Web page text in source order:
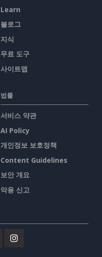
Learn
블로그
지식
무료 도구
사이트맵
법률
서비스 약관
AI Policy
개인정보 보호정책
Content Guidelines
보안 개요
악용 신고